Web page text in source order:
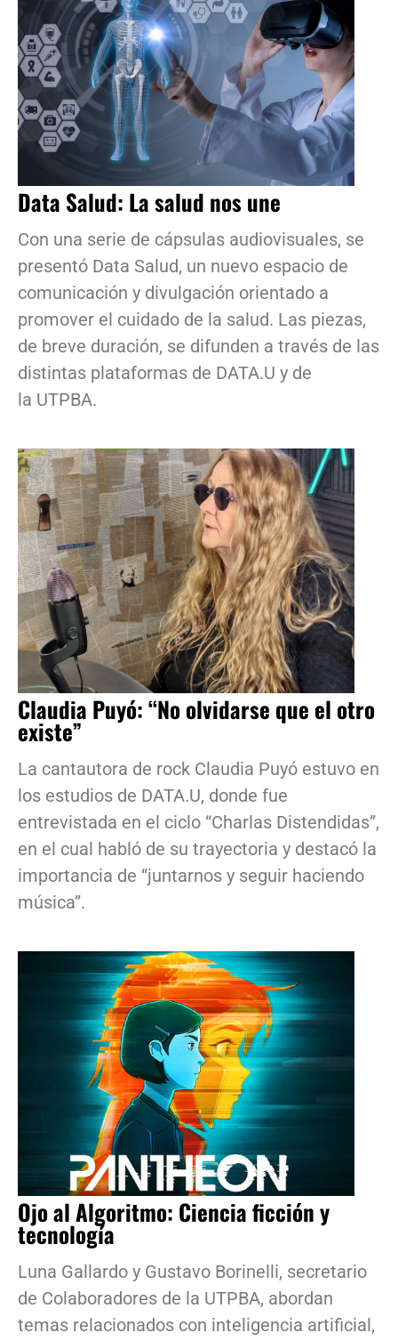
Data Salud: La salud nos une
Con una serie de cápsulas audiovisuales, se
presentó Data Salud, un nuevo espacio de
comunicación y divulgación orientado a
promover el cuidado de la salud. Las piezas,
de breve duración, se difunden a través de las
distintas plataformas de DATA.U y de
la UTPBA.
Claudia Puyó: “No olvidarse que el otro
existe”
La cantautora de rock Claudia Puyó estuvo en
los estudios de DATA.U, donde fue
entrevistada en el ciclo “Charlas Distendidas”,
en el cual habló de su trayectoria y destacó la
importancia de “juntarnos y seguir haciendo
música”.
Ojo al Algoritmo: Ciencia ficción y
tecnología
Luna Gallardo y Gustavo Borinelli, secretario
de Colaboradores de la UTPBA, abordan
temas relacionados con inteligencia artificial,